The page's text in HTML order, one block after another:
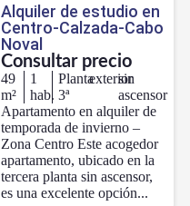
Alquiler de estudio en
Centro-Calzada-Cabo
Noval
Consultar precio
49
m²
1
hab.
Planta
3ª
exterior
sin
ascensor
Apartamento en alquiler de
temporada de invierno –
Zona Centro Este acogedor
apartamento, ubicado en la
tercera planta sin ascensor,
es una excelente opción...